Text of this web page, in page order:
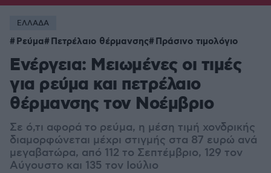
ΕΛΛΑΔΑ
Ρεύμα Πετρέλαιο θέρμανσης Πράσινο τιμολόγιο
Ενέργεια: Μειωμένες οι τιμές
για ρεύμα και πετρέλαιο
θέρμανσης τον Νοέμβριο
Σε ό,τι αφορά το ρεύμα, η μέση τιμή χονδρικής
διαμορφώνεται μέχρι στιγμής στα 87 ευρώ ανά
μεγαβατώρα, από 112 το Σεπτέμβριο, 129 τον
Αύγουστο και 135 τον Ιούλιο